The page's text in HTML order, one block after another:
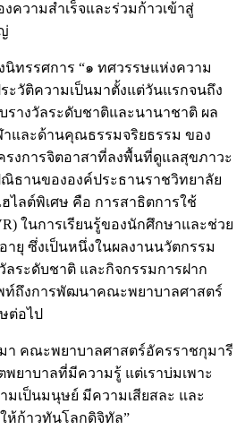
ความสำเร็จและร่วมก้าวเข้าสู่
ทรรศการ “๑ ทศวรรษแห่งความ
ะวัติความเป็นมาตั้งแต่วันแรกจนถึง
รางวัลระดับชาติและนานาชาติ ผล
และด้านคุณธรรมจริยธรรม ของ
งการจิตอาสาที่ลงพื้นที่ดูแลสุขภาวะ
ธานขององค์ประธานราชวิทยาลัย
ลต์พิเศษ คือ การสาธิตการใช้
ในการเรียนรู้ของนักศึกษาและช่วย
ยุ ซึ่งเป็นหนึ่งในผลงานนวัตกรรม
ระดับชาติ และกิจกรรมการฝาก
ท์ถึงการพัฒนาคณะพยาบาลศาสตร์
ต่อไป
า คณะพยาบาลศาสตร์อัครราชกุมารี
พยาบาลที่มีความรู้ แต่เราบ่มเพาะ
เป็นมนุษย์ มีความเสียสละ และ
ก้าวทันโลกดิจิทัล”